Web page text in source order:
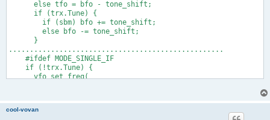
else tfo = bfo - tone_shift;
if (trx.Tune) {
        if (sbm) bfo += tone_shift;
        else bfo -= tone_shift;
      }
...................................................
#ifdef MODE_SINGLE_IF
    if (!trx.Tune) {
      vfo_set_freq(
CW_Key ? CLK2_MULT*tfo : 0
      );
    } else vfo_set_freq(
cool-vovan